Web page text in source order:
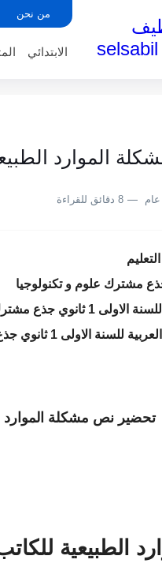
من نحن
الابتدائي
الموارد
عام 8 دقائق للقراءة
جذع مشترك علوم و تكنولوجيا
مشترك علوم و تكنولوجيا
1 ثانوي جذع مشترك علوم و تكنولوجيا
تحضير نص مشكلة الموارد
للكاتب